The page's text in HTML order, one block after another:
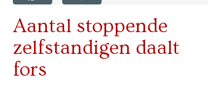
Aantal stoppende
zelfstandigen daalt
fors